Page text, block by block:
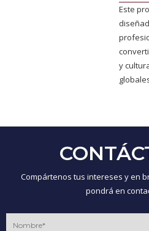
Este
y
Compártenos tus intereses y en
pondrá en